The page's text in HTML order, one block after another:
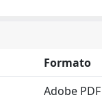
Formato
Adobe PDF